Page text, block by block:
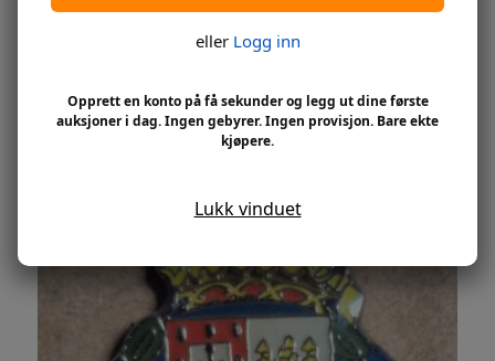
eller Logg inn
Opprett en konto på få sekunder og legg ut dine første
auksjoner i dag. Ingen gebyrer. Ingen provisjon. Bare ekte
kjøpere.
Lukk vinduet